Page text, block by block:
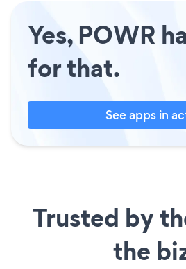
Yes, POWR
for that.
See apps in
Trusted by
the